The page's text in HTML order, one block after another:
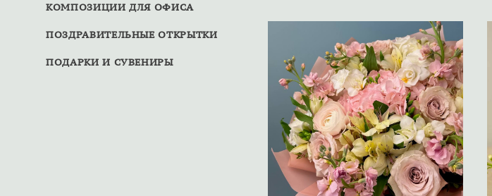
КОМПОЗИЦИИ ДЛЯ ОФИСА
ПОЗДРАВИТЕЛЬНЫЕ ОТКРЫТКИ
ПОДАРКИ И СУВЕНИРЫ